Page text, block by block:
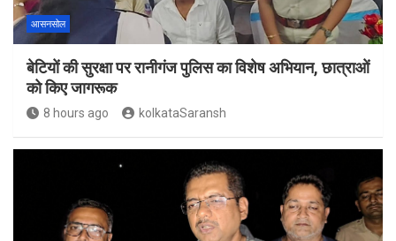
आसनसोल
बेटियों की सुरक्षा पर रानीगंज पुलिस का विशेष अभियान, छात्राओं
को किए जागरूक
8 hours ago kolkataSaransh